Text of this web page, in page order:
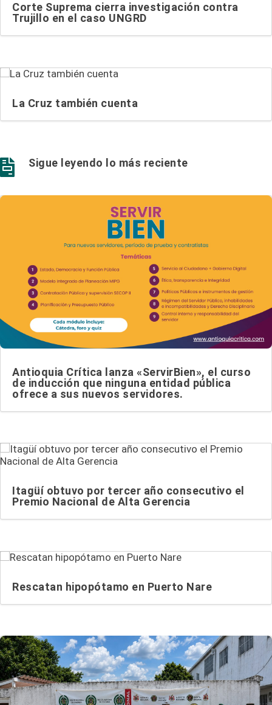
Corte Suprema cierra investigación contra
Trujillo en el caso UNGRD
La Cruz también cuenta
 Sigue leyendo lo más reciente
Antioquia Crítica lanza «ServirBien», el curso
de inducción que ninguna entidad pública
ofrece a sus nuevos servidores.
Itagüí obtuvo por tercer año consecutivo el
Premio Nacional de Alta Gerencia
Rescatan hipopótamo en Puerto Nare